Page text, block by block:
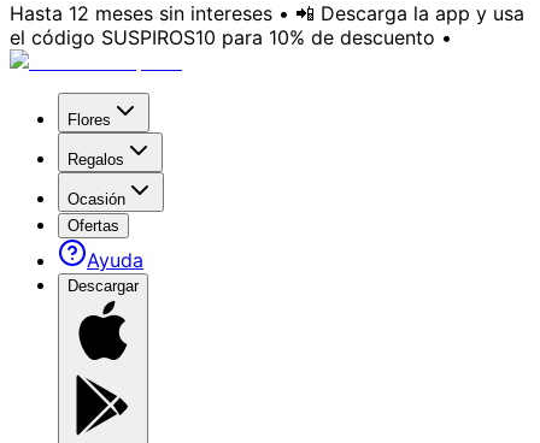
Hasta 12 meses sin intereses • 📲 Descarga la app y usa
el código SUSPIROS10 para 10% de descuento •
Flores
Regalos
Ocasión
Ofertas
Ayuda
Descargar